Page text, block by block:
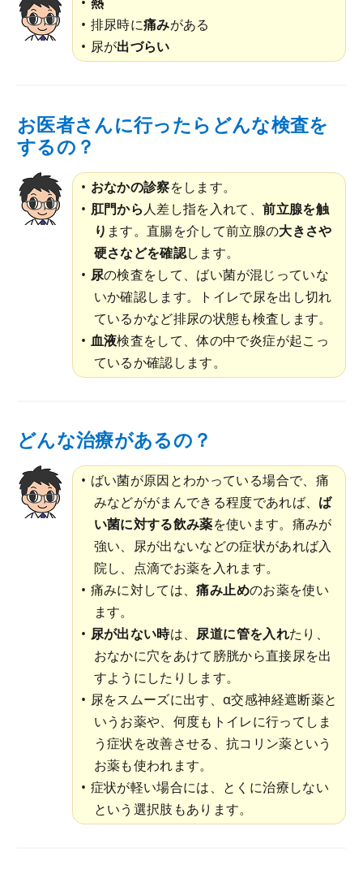
排尿時に痛みがある
尿が出づらい
お医者さんに行ったらどんな検査を
するの？
おなかの診察をします。
肛門から人差し指を入れて、前立腺を触
り ます。直腸を介して前立腺の大きさや
硬さなどを確認します。
尿の検査をして、ばい菌が混じっていな
いか確認します。トイレで尿を出し切れ
ているかなど排尿の状態も検査します。
血液検査をして、体の中で炎症が起こっ
ているか確認します。
どんな治療があるの？
ばい菌が原因とわかっている場合で、痛
みなどががまんできる程度であれば、 ば
い菌に対する飲み薬を使います。痛みが
強い、尿が出ないなどの症状があれば入
院し、点滴でお薬を入れます。
痛みに対しては、痛み止めのお薬を使い
ます。
尿が出ない時は、 尿道に管を入れたり、
おなかに穴をあけて膀胱から直接尿を出
すようにしたりします。
尿をスムーズに出す、α交感神経遮断薬と
いうお薬や、何度もトイレに行ってしま
う症状を改善させる、抗コリン薬という
お薬も使われます。
症状が軽い場合には、とくに治療しない
という選択肢もあります。